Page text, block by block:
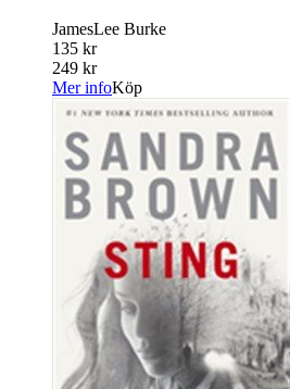
JamesLee Burke
135 kr
249 kr
Mer infoKöp